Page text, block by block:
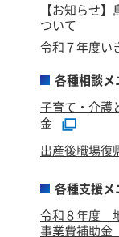
【お知らせ
ついて
令和７年度い
各種相談メ
子育て・介護
金
出産後職場復
各種支援メ
令和８年度
事業費補助